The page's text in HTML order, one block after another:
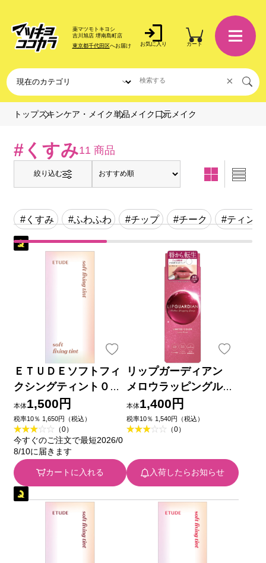
薬マツモトキヨシ
吉川旭店 堺南島町店
東京都千代田区へお届け お気に入り カート
×
トップスキンケア・メイク単品メイク 口元メイク
#くすみ11 商品
絞り込む
#くすみ #ふわふわ #チップ #チーク #ティント
ＥＴＵＤＥソフトフィ
クシングティント０９
４ｇ アモーレパシフィ
ックジャパン
本体1,500円
税率10％ 1,650円（税込）
（0）
今すぐのご注文で最短2026/0
8/10に届きます
カートに入れる
リップガーディアン
メロウラッピングルー
ジュL51 ３．８ｇ エリ
ザベス
本体1,400円
税率10％ 1,540円（税込）
（0）
入荷したらお知らせ